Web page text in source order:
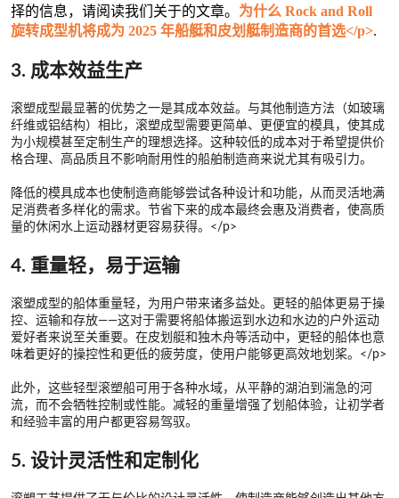
择的信息，请阅读我们关于的文章。 为什么 Rock and Roll
旋转成型机将成为 2025 年船艇和皮划艇制造商的首选</p>.
3. 成本效益生产
滚塑成型最显著的优势之一是其成本效益。与其他制造方法（如玻璃
纤维或铝结构）相比，滚塑成型需要更简单、更便宜的模具，使其成
为小规模甚至定制生产的理想选择。这种较低的成本对于希望提供价
格合理、高品质且不影响耐用性的船舶制造商来说尤其有吸引力。
降低的模具成本也使制造商能够尝试各种设计和功能，从而灵活地满
足消费者多样化的需求。节省下来的成本最终会惠及消费者，使高质
量的休闲水上运动器材更容易获得。</p>
4. 重量轻，易于运输
滚塑成型的船体重量轻，为用户带来诸多益处。更轻的船体更易于操
控、运输和存放——这对于需要将船体搬运到水边和水边的户外运动
爱好者来说至关重要。在皮划艇和独木舟等活动中，更轻的船体也意
味着更好的操控性和更低的疲劳度，使用户能够更高效地划桨。</p>
此外，这些轻型滚塑船可用于各种水域，从平静的湖泊到湍急的河
流，而不会牺牲控制或性能。减轻的重量增强了划船体验，让初学者
和经验丰富的用户都更容易驾驭。
5. 设计灵活性和定制化